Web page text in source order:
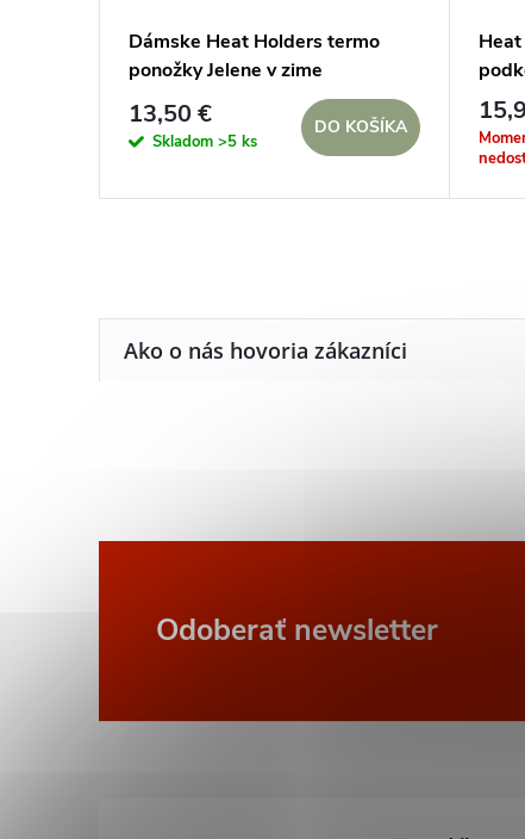
Dámske Heat Holders termo
ponožky Jelene v zime
13,50 €
Skladom >5 ks
DO KOŠÍKA
Odoberať newsletter